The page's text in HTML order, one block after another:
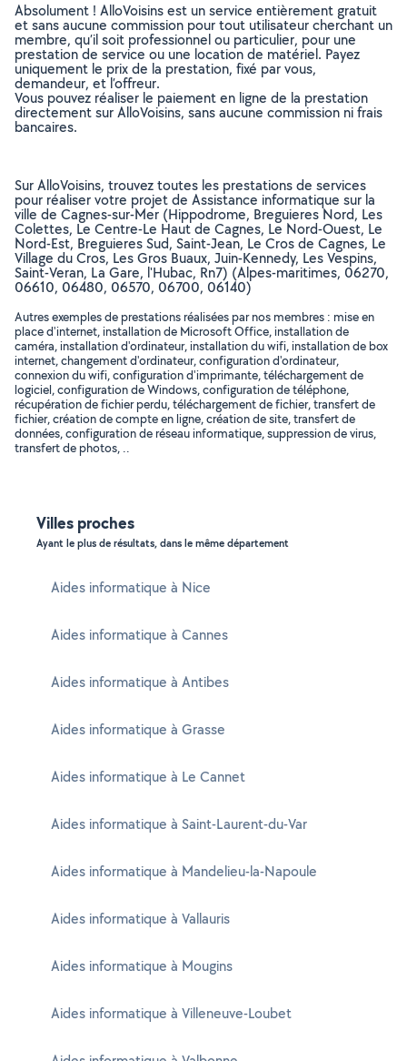
Absolument ! AlloVoisins est un service entièrement gratuit
et sans aucune commission pour tout utilisateur cherchant un
membre, qu’il soit professionnel ou particulier, pour une
prestation de service ou une location de matériel. Payez
uniquement le prix de la prestation, fixé par vous,
demandeur, et l’offreur.
Vous pouvez réaliser le paiement en ligne de la prestation
directement sur AlloVoisins, sans aucune commission ni frais
bancaires.
Sur AlloVoisins, trouvez toutes les prestations de services
pour réaliser votre projet de Assistance informatique sur la
ville de Cagnes-sur-Mer (Hippodrome, Breguieres Nord, Les
Colettes, Le Centre-Le Haut de Cagnes, Le Nord-Ouest, Le
Nord-Est, Breguieres Sud, Saint-Jean, Le Cros de Cagnes, Le
Village du Cros, Les Gros Buaux, Juin-Kennedy, Les Vespins,
Saint-Veran, La Gare, l'Hubac, Rn7) (Alpes-maritimes, 06270,
06610, 06480, 06570, 06700, 06140)
Autres exemples de prestations réalisées par nos membres : mise en
place d'internet, installation de Microsoft Office, installation de
caméra, installation d'ordinateur, installation du wifi, installation de box
internet, changement d'ordinateur, configuration d'ordinateur,
connexion du wifi, configuration d'imprimante, téléchargement de
logiciel, configuration de Windows, configuration de téléphone,
récupération de fichier perdu, téléchargement de fichier, transfert de
fichier, création de compte en ligne, création de site, transfert de
données, configuration de réseau informatique, suppression de virus,
transfert de photos, ..
Villes proches
Ayant le plus de résultats, dans le même département
Aides informatique à Nice
Aides informatique à Cannes
Aides informatique à Antibes
Aides informatique à Grasse
Aides informatique à Le Cannet
Aides informatique à Saint-Laurent-du-Var
Aides informatique à Mandelieu-la-Napoule
Aides informatique à Vallauris
Aides informatique à Mougins
Aides informatique à Villeneuve-Loubet